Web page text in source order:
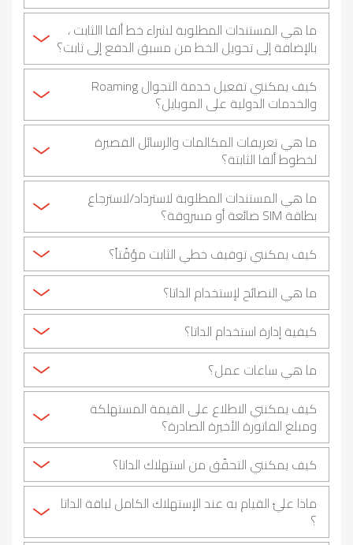
ما هي المستندات المطلوبة لشراء خط ألفا االثابت ،
بالإضافة إلى تحويل الخط من مسبق الدفع إلى ثابت؟
كيف يمكنني تفعيل خدمة التجوال Roaming
والخدمات الدولية على الموبايل؟
ما هي تعريفات المكالمات والرسائل القصيرة
لخطوط ألفا الثابتة؟
ما هي المستندات المطلوبة لاسترداد/لاسترجاع
بطاقة SIM ضائعة أو مسروقة؟
كيف يمكنني توقيف خطي الثابت مؤقّتاً؟
ما هي النصائح لإستخدام الداتا؟
كيفية إدارة استخدام الداتا؟
ما هي ساعات عمل؟
كيف يمكنني الاطلاع على القيمة المستهلكة
ومبلغ الفاتورة الأخيرة الصادرة؟
كيف يمكنني التحقّق من استهلاك الداتا؟
ماذا عليّ القيام به عند الإستهلاك الكامل لباقة الداتا
؟